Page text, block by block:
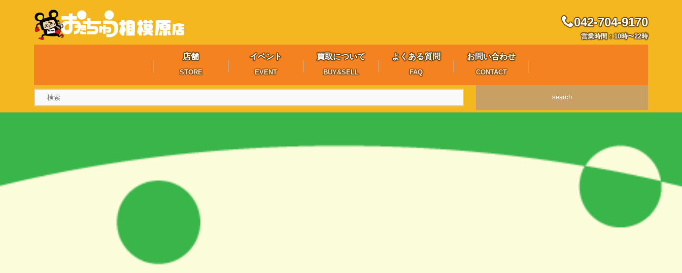
042-704-9170
営業時間：10時〜22時
店舗
STORE
イベント
EVENT
買取について
BUY&SELL
よくある質問
FAQ
お問い合わせ
CONTACT
search